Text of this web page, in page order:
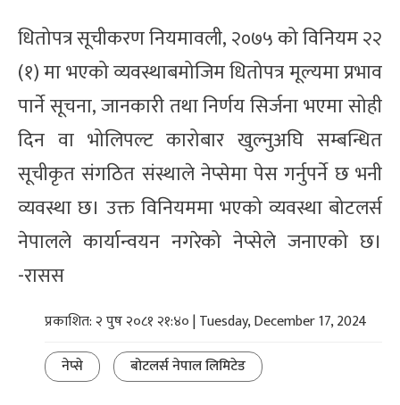
धितोपत्र सूचीकरण नियमावली, २०७५ को विनियम २२
(१) मा भएको व्यवस्थाबमोजिम धितोपत्र मूल्यमा प्रभाव
पार्ने सूचना, जानकारी तथा निर्णय सिर्जना भएमा सोही
दिन वा भोलिपल्ट कारोबार खुल्नुअघि सम्बन्धित
सूचीकृत संगठित संस्थाले नेप्सेमा पेस गर्नुपर्ने छ भनी
व्यवस्था छ। उक्त विनियममा भएको व्यवस्था बोटलर्स
नेपालले कार्यान्वयन नगरेको नेप्सेले जनाएको छ।
-रासस
प्रकाशित: २ पुष २०८१ २१:४० | Tuesday, December 17, 2024
नेप्से
बोटलर्स नेपाल लिमिटेड